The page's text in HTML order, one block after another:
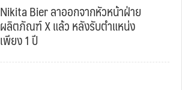
Nikita Bier ลาออกจากหัวหน้าฝ่าย
ผลิตภัณฑ์ X แล้ว หลังรับตำแหน่ง
เพียง 1 ปี